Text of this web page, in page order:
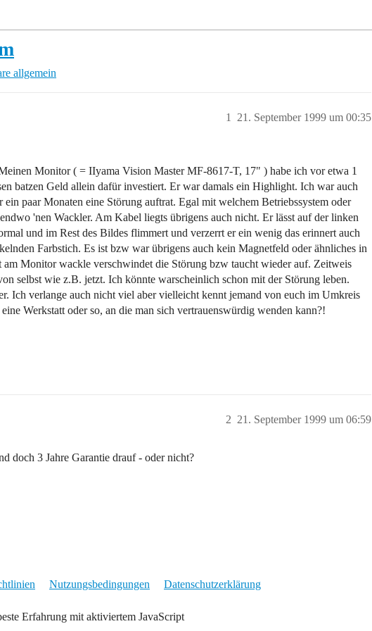
allgemein
21. September 1999 um 00:35
1
Monitor ( = IIyama Vision Master MF-8617-T, 17" ) habe ich vor etwa 1
batzen Geld allein dafür investiert. Er war damals ein Highlight. Ich war auch
paar Monaten eine Störung auftrat. Egal mit welchem Betriebssystem oder
'nen Wackler. Am Kabel liegts übrigens auch nicht. Er lässt auf der linken
und im Rest des Bildes flimmert und verzerrt er ein wenig das erinnert auch
Farbstich. Es ist bzw war übrigens auch kein Magnetfeld oder ähnliches in
am Monitor wackle verschwindet die Störung bzw taucht wieder auf. Zeitweis
selbst wie z.B. jetzt. Ich könnte warscheinlich schon mit der Störung leben.
Ich verlange auch nicht viel aber vielleicht kennt jemand von euch im Umkreis
Werkstatt oder so, an die man sich vertrauenswürdig wenden kann?!
21. September 1999 um 06:59
2
doch 3 Jahre Garantie drauf - oder nicht?
Nutzungsbedingungen Datenschutzerklärung
Erfahrung mit aktiviertem JavaScript